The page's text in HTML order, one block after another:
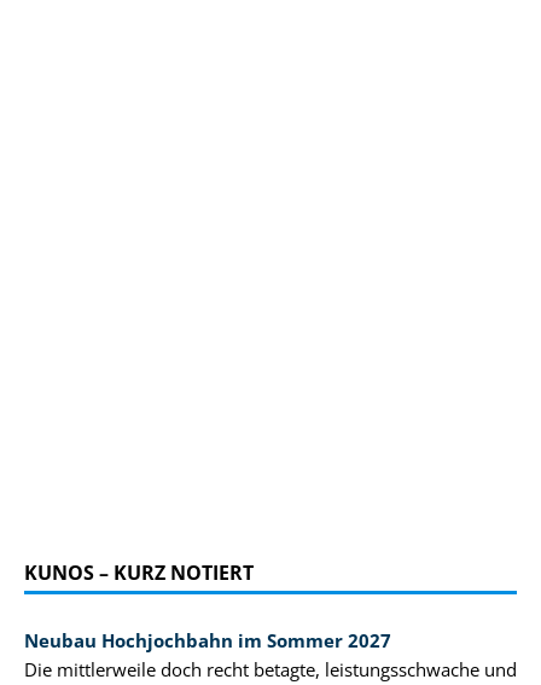
KUNOS – KURZ NOTIERT
Neubau Hochjochbahn im Sommer 2027
Die mittlerweile doch recht betagte, leistungsschwache und